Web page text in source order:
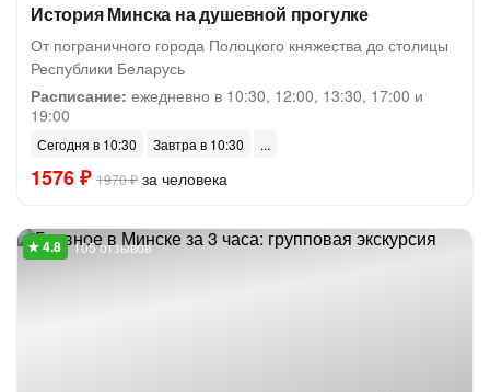
История Минска на душевной прогулке
От пограничного города Полоцкого княжества до столицы
Республики Беларусь
Расписание: ежедневно в 10:30, 12:00, 13:30, 17:00 и
19:00
Сегодня в 10:30 Завтра в 10:30
1576 ₽ 1970 ₽ за человека
105 отзывов